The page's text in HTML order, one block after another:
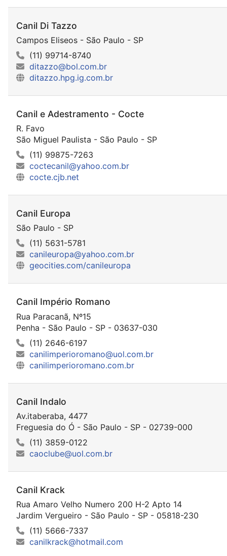
Canil Di Tazzo
Campos Eliseos - São Paulo - SP
(11) 99714-8740
ditazzo@bol.com.br
ditazzo.hpg.ig.com.br
Canil e Adestramento - Cocte
R. Favo
São Miguel Paulista - São Paulo - SP
(11) 99875-7263
coctecanil@yahoo.com.br
cocte.cjb.net
Canil Europa
São Paulo - SP
(11) 5631-5781
canileuropa@yahoo.com.br
geocities.com/canileuropa
Canil Império Romano
Rua Paracanã, Nº15
Penha - São Paulo - SP - 03637-030
(11) 2646-6197
canilimperioromano@uol.com.br
canilimperioromano.com.br
Canil Indalo
Av.itaberaba, 4477
Freguesia do Ó - São Paulo - SP - 02739-000
(11) 3859-0122
caoclube@uol.com.br
Canil Krack
Rua Amaro Velho Numero 200 H-2 Apto 14
Jardim Vergueiro - São Paulo - SP - 05818-230
(11) 5666-7337
canilkrack@hotmail.com